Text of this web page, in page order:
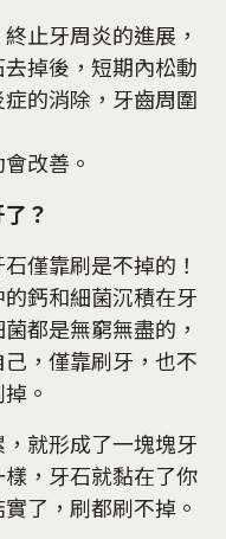
止牙周炎的進展，
掉後，短期內松動
的消除，牙齒周圍
改善。
？
僅靠刷是不掉的！
鈣和細菌沉積在牙
都是無窮無盡的，
，僅靠刷牙，也不
。
就形成了一塊塊牙
，牙石就黏在了你
了，刷都刷不掉。